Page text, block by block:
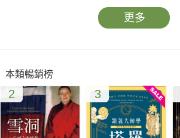
超覺靜坐能夠降低犯罪率，促進世界和平？
我們其實遠比自己所想的更有本事，
不僅可以自我療癒，更可以療癒世界。
【本書重點】
更多
本類暢銷榜
2 3